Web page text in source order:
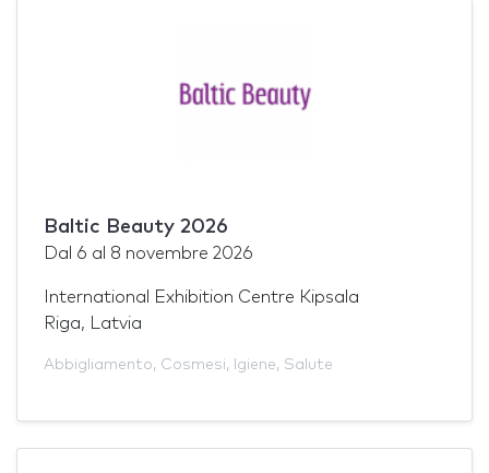
Baltic Beauty 2026
Dal 6 al 8 novembre 2026
International Exhibition Centre Kipsala
Riga, Latvia
Abbigliamento, Cosmesi, Igiene, Salute